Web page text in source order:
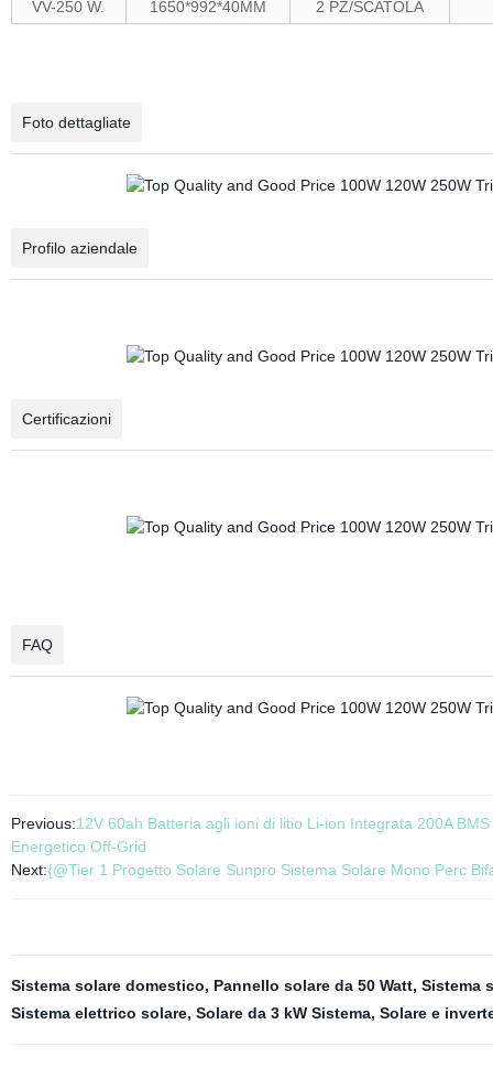
VV-250 W. 1650*992*40MM 2 PZ/SCATOLA
Foto dettagliate
Profilo aziendale
Certificazioni
FAQ
Previous:12V 60ah Batteria agli ioni di litio Li-ion Integrata 200A
Energetico Off-Grid
Next:{@Tier 1 Progetto Solare Sunpro Sistema Solare Mono Perc
Sistema solare domestico, Pannello solare da 50 Watt, Sistema
Sistema elettrico solare, Solare da 3 kW Sistema, Solare e